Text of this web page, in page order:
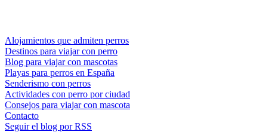
Alojamientos que admiten perros
Destinos para viajar con perro
Blog para viajar con mascotas
Playas para perros en España
Senderismo con perros
Actividades con perro por ciudad
Consejos para viajar con mascota
Contacto
Seguir el blog por RSS